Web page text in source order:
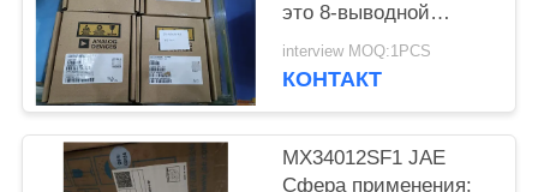
это 8-выводной
прецизионный
источник опорного
программирования
выводов.
interview MOQ:1PCS
КОНТАКТ
MX34012SF1 JAE
Сфера применения: